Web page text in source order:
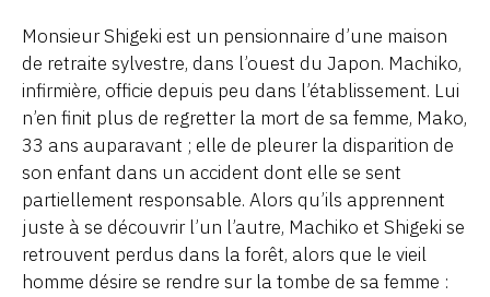
Monsieur Shigeki est un pensionnaire d’une maison
de retraite sylvestre, dans l’ouest du Japon. Machiko,
infirmière, officie depuis peu dans l’établissement. Lui
n’en finit plus de regretter la mort de sa femme, Mako,
33 ans auparavant ; elle de pleurer la disparition de
son enfant dans un accident dont elle se sent
partiellement responsable. Alors qu’ils apprennent
juste à se découvrir l’un l’autre, Machiko et Shigeki se
retrouvent perdus dans la forêt, alors que le vieil
homme désire se rendre sur la tombe de sa femme :